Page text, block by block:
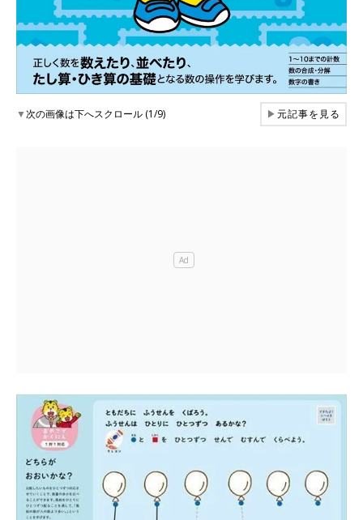
▼次の画像は下へスクロール (1/9) ▶元記事を見る